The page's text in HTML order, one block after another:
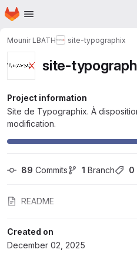
Skip to main content
Homepage
Mounir LBATH site-typographix
site-
Project information
Site de Typographix. À
modification.
89 Commits 1 Branch 0
README
Created on
December 02, 2025